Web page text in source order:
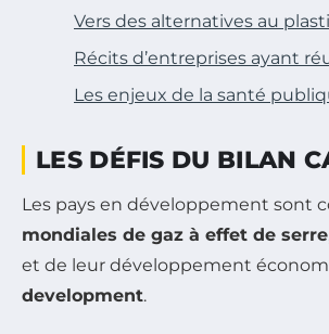
Vers des alternatives au
Récits d’entreprises ayant
Les enjeux de la santé
LES DÉFIS DU BILAN
Les pays en développement sont
mondiales de gaz à effet de serre
et de leur développement
development.